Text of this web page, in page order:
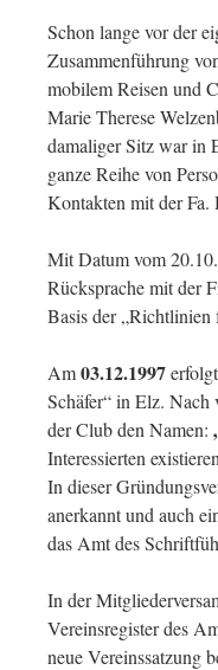
Schon lange vor der
Zusammenführung
mobilem Reisen und
Marie Therese
damaliger Sitz war in
ganze Reihe von
Kontakten mit der Fa.
Mit Datum vom
Rücksprache mit der
Basis der
Am03.12.1997
Schäfer“ in Elz. Nach
der Club den Namen:
Interessierten
In dieser
anerkannt und auch
das Amt des
In der
Vereinsregister des
neue Vereinssatzung